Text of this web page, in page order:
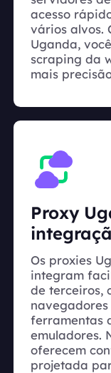
acesso
vários alvos.
Uganda,
scraping da
mais
Proxy
Os proxies
integram
de terceiros,
ferramentas
emuladores.
oferecem
projetada